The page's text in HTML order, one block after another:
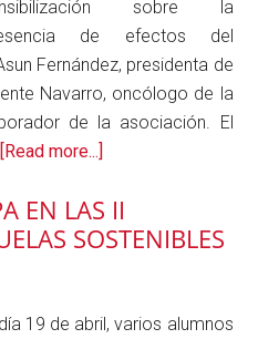
sobre la
de efectos del
Fernández, presidenta de
Navarro, oncólogo de la
de la asociación. El
[Read more...]
informativa
y
sobre
EN LAS II
SOSTENIBLES
19 de abril, varios alumnos